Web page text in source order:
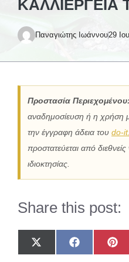
ΚΑΛΛΙΈΡΓΕΙΑ
Παναγιώτης Ιωάννου29
Προστασία Περιεχομένου:
αναδημοσίευση ή η χρήση
την έγγραφη άδεια του do-
προστατεύεται από
ιδιοκτησίας.
Share this post:
Share
on
Share
on
on